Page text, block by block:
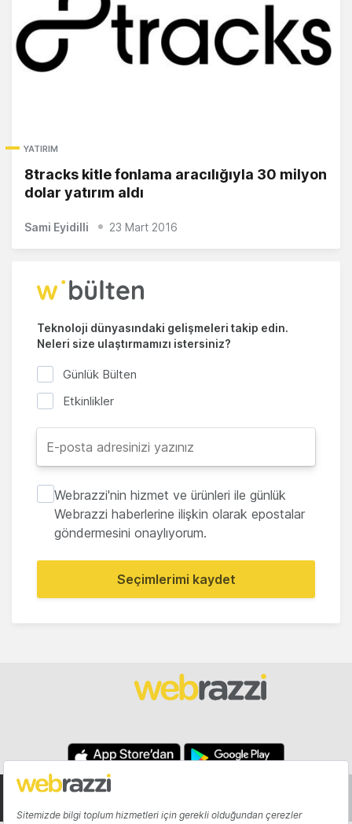
YATIRIM
8tracks kitle fonlama aracılığıyla 30 milyon
dolar yatırım aldı
Sami Eyidilli 23 Mart 2016
Teknoloji dünyasındaki gelişmeleri takip edin.
Neleri size ulaştırmamızı istersiniz?
Günlük Bülten
Etkinlikler
Webrazzi'nin hizmet ve ürünleri ile günlük
Webrazzi haberlerine ilişkin olarak epostalar
göndermesini onaylıyorum.
Seçimlerimi kaydet